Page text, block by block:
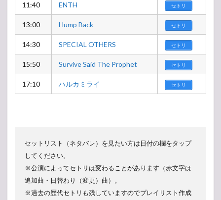
11:40 ENTH セトリ
13:00 Hump Back セトリ
14:30 SPECIAL OTHERS セトリ
15:50 Survive Said The Prophet セトリ
17:10 ハルカミライ セトリ
セットリスト（ネタバレ）を見たい方は日付の欄をタップ
してください。
※公演によってセトリは変わることがあります（赤文字は
追加曲・日替わり（変更）曲）。
※過去の歴代セトリも残していますのでプレイリスト作成